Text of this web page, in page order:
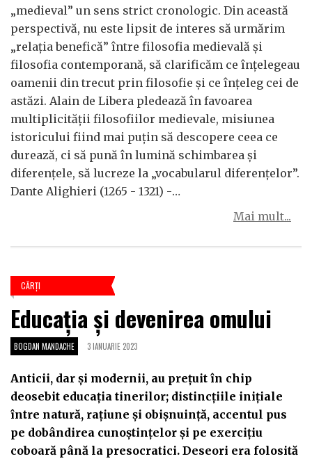
„medieval” un sens strict cronologic. Din această
perspectivă, nu este lipsit de interes să urmărim
„relația benefică” între filosofia medievală și
filosofia contemporană, să clarificăm ce înțelegeau
oamenii din trecut prin filosofie și ce înțeleg cei de
astăzi. Alain de Libera pledează în favoarea
multiplicității filosofiilor medievale, misiunea
istoricului fiind mai puțin să descopere ceea ce
durează, ci să pună în lumină schimbarea și
diferențele, să lucreze la „vocabularul diferențelor”.
Dante Alighieri (1265 - 1321) -…
Mai mult...
CĂRŢI
Educația și devenirea omului
BOGDAN MANDACHE 3 IANUARIE 2023
Anticii, dar și modernii, au prețuit în chip
deosebit educația tinerilor; distincțiile inițiale
între natură, rațiune și obișnuință, accentul pus
pe dobândirea cunoștințelor și pe exercițiu
coboară până la presocratici. Deseori era folosită